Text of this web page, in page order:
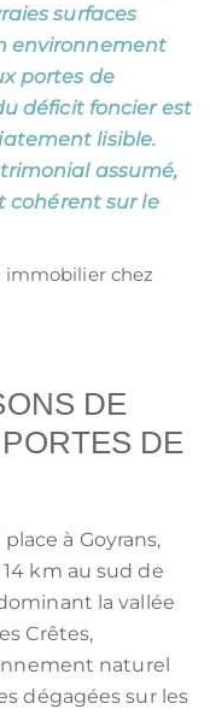
surfaces
environnement
portes de
déficit foncier est
lisible.
assumé,
cohérent sur le
immobilier chez
DE
DE
à Goyrans,
km au sud de
la vallée
Crêtes,
naturel
dégagées sur les